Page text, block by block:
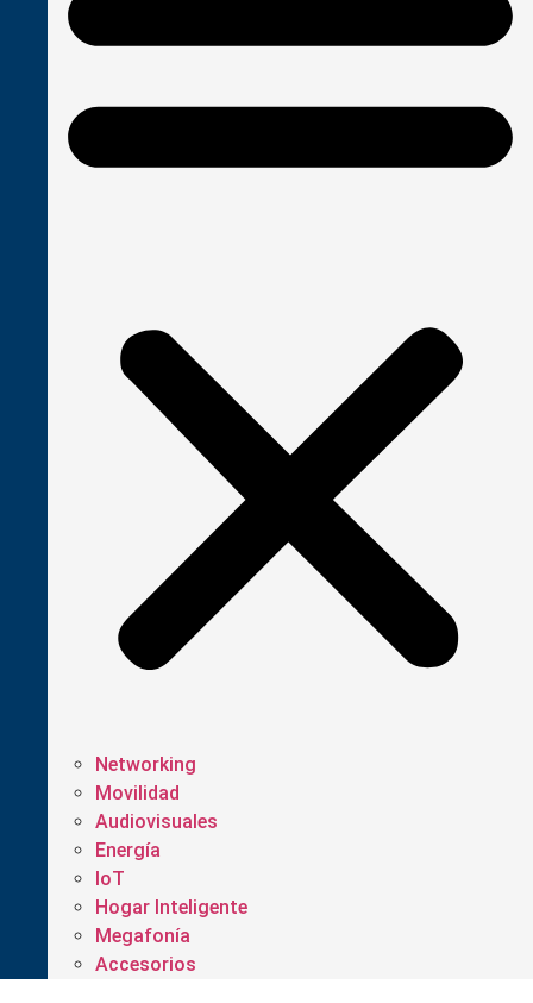
Networking
Movilidad
Audiovisuales
Energía
IoT
Hogar Inteligente
Megafonía
Accesorios